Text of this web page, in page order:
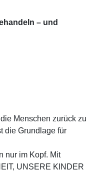
– und
Menschen zurück zu
die Grundlage für
nur im Kopf. Mit
UNSERE KINDER